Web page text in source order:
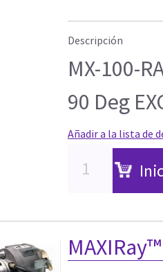
Descripción
MX-100-
90 Deg
Añadir a la lista de